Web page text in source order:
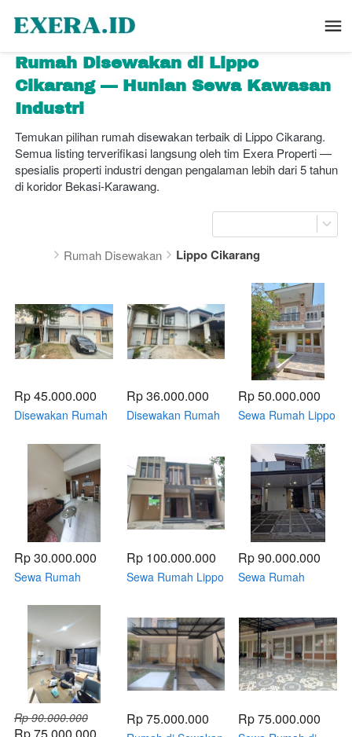
Rumah Disewakan di Lippo
Cikarang — Hunian Sewa Kawasan
Industri
Temukan pilihan rumah disewakan terbaik di Lippo Cikarang.
Semua listing terverifikasi langsung oleh tim Exera Properti —
spesialis properti industri dengan pengalaman lebih dari 5 tahun
di koridor Bekasi-Karawang.
Rumah Disewakan Lippo Cikarang
Rp 45.000.000
Disewakan Rumah
Silvercreek
Waterfront Estate,
Lippo Cikarang —
Luas, Nyaman,
Siap Huni
Rp 36.000.000
Disewakan Rumah
Waterfront Estate,
Lippo Cikarang —
Nyaman, Rapi, Siap
Huni
Rp 50.000.000
Sewa Rumah Lippo
Nyaman, Aman,
Siap Huni
Rp 30.000.000
Sewa Rumah
Furnished di
Cluster Maple Leaf,
Lippo Cikarang –
Siap Huni &
Strategis!
Rp 100.000.000
Sewa Rumah Lippo
Lembah Hijau 5
Kamar Tidur |
Exera
Rp 90.000.000
Sewa Rumah
Cikarang Full
Furnish - 3Kamar
Tidur Cluster
Cendana Spark
Rp 90.000.000
Rp 75.000.000
Rp 75.000.000 Rp 75.000.000